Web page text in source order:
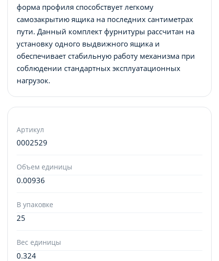
форма профиля способствует легкому
самозакрытию ящика на последних сантиметрах
пути. Данный комплект фурнитуры рассчитан на
установку одного выдвижного ящика и
обеспечивает стабильную работу механизма при
соблюдении стандартных эксплуатационных
нагрузок.
Артикул
0002529
Объем единицы
0.00936
В упаковке
25
Вес единицы
0.324